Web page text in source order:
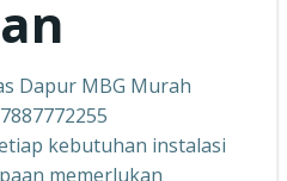
Dapur MBG Murah
kebutuhan instalasi
memerlukan